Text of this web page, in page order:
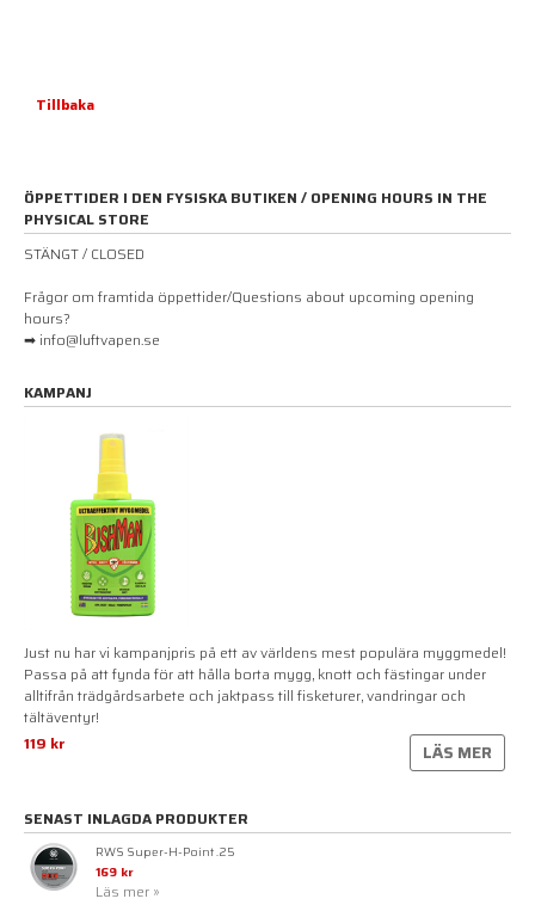
Tillbaka
ÖPPETTIDER I DEN FYSISKA BUTIKEN / OPENING HOURS IN THE
PHYSICAL STORE
STÄNGT / CLOSED
Frågor om framtida öppettider/Questions about upcoming opening
hours?
➡ info@luftvapen.se
KAMPANJ
Just nu har vi kampanjpris på ett av världens mest populära myggmedel!
Passa på att fynda för att hålla borta mygg, knott och fästingar under
alltifrån trädgårdsarbete och jaktpass till fisketurer, vandringar och
tältäventyr!
119 kr
LÄS MER
SENAST INLAGDA PRODUKTER
RWS Super-H-Point .25
169 kr
Läs mer »